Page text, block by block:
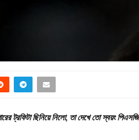
ট্রফিটা ছিনিয়ে নিলো, তা দেখে তো স্বয়ং পিএসজি